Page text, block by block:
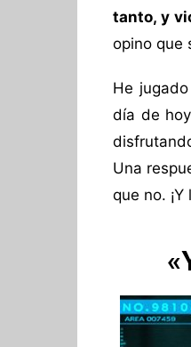
tanto, y
opino que
He
día de
Una
que no.